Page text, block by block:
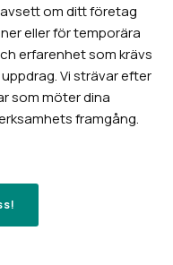
om ditt företag
eller för temporära
erfarenhet som krävs
Vi strävar efter
som möter dina
framgång.